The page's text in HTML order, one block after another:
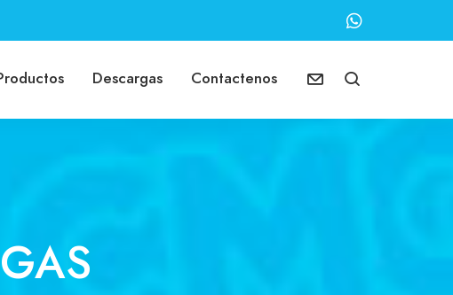
Descargas Contactenos